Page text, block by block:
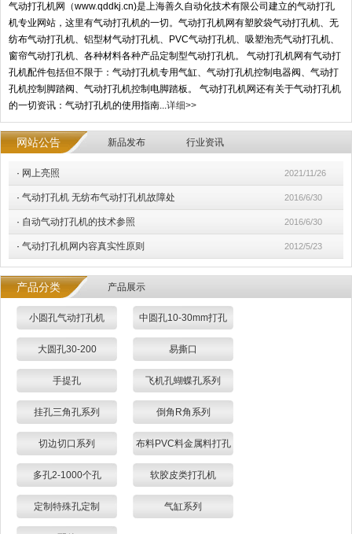
气动打孔机网（www.qddkj.cn)是上海善久自动化技术有限公司建立的气动打孔
机专业网站，这里有气动打孔机的一切。气动打孔机网有塑胶袋气动打孔机、无
纺布气动打孔机、铝型材气动打孔机、PVC气动打孔机、吸塑泡壳气动打孔机、
窗帘气动打孔机、各种材料各种产品定制型气动打孔机。 气动打孔机网有气动打
孔机配件包括但不限于：气动打孔机专用气缸、气动打孔机控制电器阀、气动打
孔机控制脚踏阀、气动打孔机控制电脚踏板。 气动打孔机网还有关于气动打孔机
的一切资讯：气动打孔机的使用指南...详细>>
网站公告 新品发布 行业资讯
· 网上亮照 2021/11/26
· 气动打孔机 无纺布气动打孔机故障处 2016/6/30
· 自动气动打孔机的技术参照 2016/6/30
· 气动打孔机网内容真实性原则 2012/5/23
产品分类 产品展示
小圆孔气动打孔机 中圆孔10-30mm打孔
大圆孔30-200 易撕口
手提孔 飞机孔蝴蝶孔系列
挂孔三角孔系列 倒角R角系列
切边切口系列 布料PVC料金属料打孔
多孔2-1000个孔 软胶皮类打孔机
定制特殊孔定制 气缸系列